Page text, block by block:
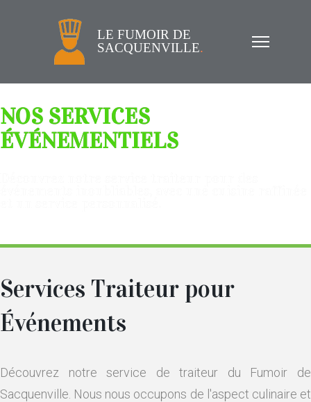
LE FUMOIR DE
SACQUENVILLE.
NOS SERVICES
ÉVÉNEMENTIELS
Services Traiteur pour
Événements
Découvrez notre service de traiteur du Fumoir de
Sacquenville. Nous nous occupons de l'aspect culinaire et